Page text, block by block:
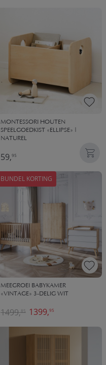
MONTESSORI HOUTEN
SPEELGOEDKIST «ELLIPSE» |
NATUREL
59,95
BUNDEL KORTING
MEEGROEI BABYKAMER
«VINTAGE» 3-DELIG WIT
1399,95
1499,85